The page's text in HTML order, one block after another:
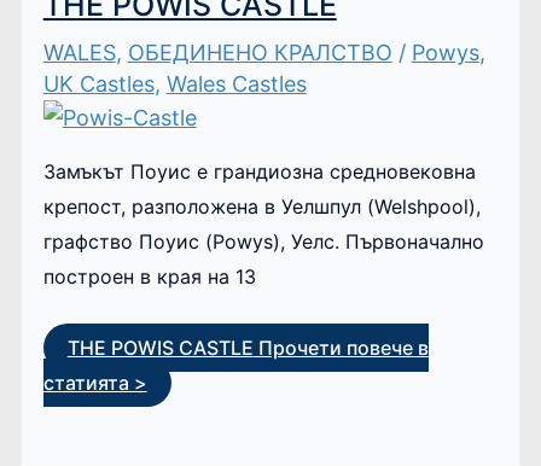
WALES, ОБЕДИНЕНО КРАЛСТВО / Powys,
UK Castles, Wales Castles
Замъкът Поуис е грандиозна средновековна
крепост, разположена в Уелшпул (Welshpool),
графство Поуис (Powys), Уелс. Първоначално
построен в края на 13
THE POWIS CASTLE Прочети повече в
статията >